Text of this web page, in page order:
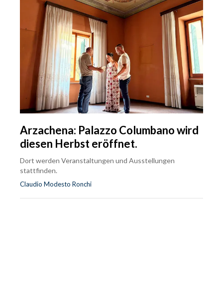
Arzachena: Palazzo Columbano wird
diesen Herbst eröffnet.
Dort werden Veranstaltungen und Ausstellungen
stattfinden.
Claudio Modesto Ronchi